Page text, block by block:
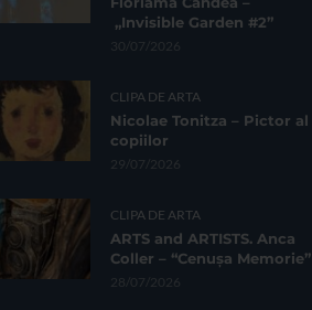
„Invisible Garden #2”
30/07/2026
CLIPA DE ARTA
Nicolae Tonitza – Pictor al
copiilor
29/07/2026
CLIPA DE ARTA
ARTS and ARTISTS. Anca
Coller – “Cenușa Memorie”
28/07/2026